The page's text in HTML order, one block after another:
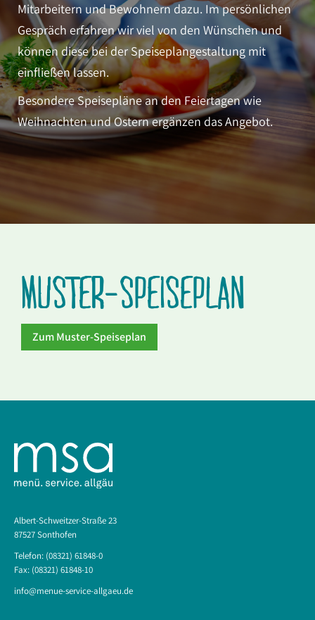
Mitarbeitern und Bewohnern dazu. Im persönlichen
Gespräch erfahren wir viel von den Wünschen und
können diese bei der Speiseplangestaltung mit
einfließen lassen.
Besondere Speisepläne an den Feiertagen wie
Weihnachten und Ostern ergänzen das Angebot.
MUSTER-SPEISEPLAN
Zum Muster-Speiseplan
Albert-Schweitzer-Straße 23
87527 Sonthofen
Telefon: (08321) 61848-0
Fax: (08321) 61848-10
info@menue-service-allgaeu.de